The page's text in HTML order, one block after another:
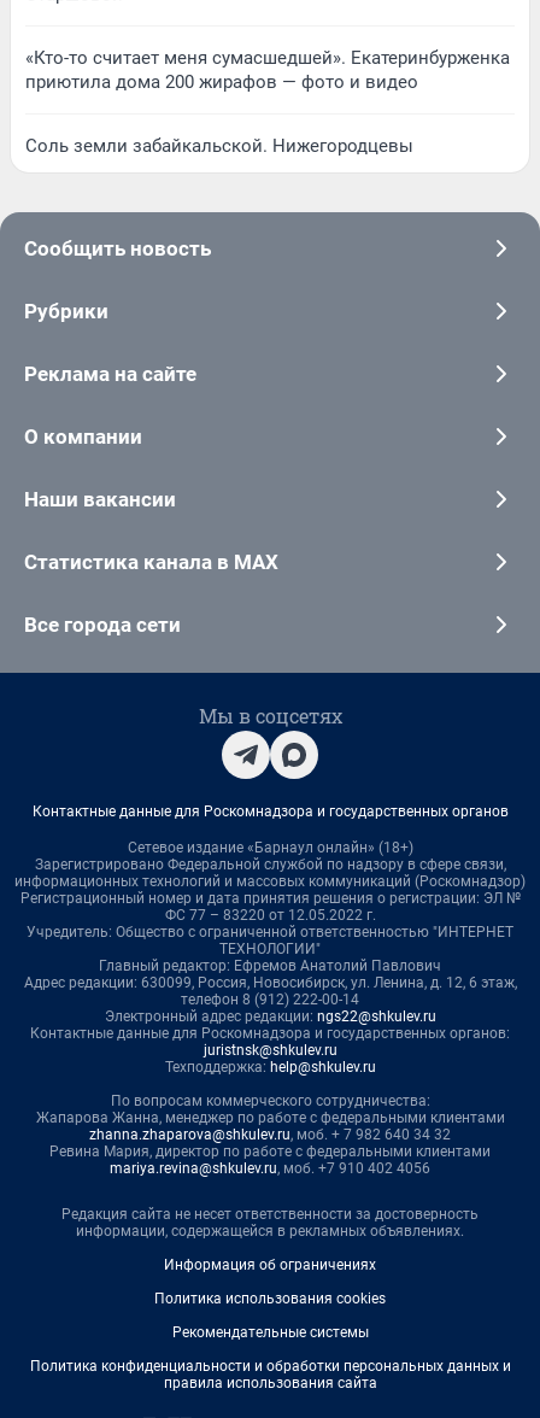
«Кто-то считает меня сумасшедшей». Екатеринбурженка
приютила дома 200 жирафов — фото и видео
Соль земли забайкальской. Нижегородцевы
Сообщить новость
Рубрики
Реклама на сайте
О компании
Наши вакансии
Статистика канала в MAX
Все города сети
Мы в соцсетях
Контактные данные для Роскомнадзора и государственных органов
Сетевое издание «Барнаул онлайн» (18+)
Зарегистрировано Федеральной службой по надзору в сфере связи,
информационных технологий и массовых коммуникаций (Роскомнадзор)
Регистрационный номер и дата принятия решения о регистрации: ЭЛ №
ФС 77 – 83220 от 12.05.2022 г.
Учредитель: Общество с ограниченной ответственностью "ИНТЕРНЕТ
ТЕХНОЛОГИИ"
Главный редактор: Ефремов Анатолий Павлович
Адрес редакции: 630099, Россия, Новосибирск, ул. Ленина, д. 12, 6 этаж,
телефон 8 (912) 222-00-14
Электронный адрес редакции: ngs22@shkulev.ru
Контактные данные для Роскомнадзора и государственных органов:
juristnsk@shkulev.ru
Техподдержка: help@shkulev.ru
По вопросам коммерческого сотрудничества:
Жапарова Жанна, менеджер по работе с федеральными клиентами
zhanna.zhaparova@shkulev.ru, моб. + 7 982 640 34 32
Ревина Мария, директор по работе с федеральными клиентами
mariya.revina@shkulev.ru, моб. +7 910 402 4056
Редакция сайта не несет ответственности за достоверность
информации, содержащейся в рекламных объявлениях.
Информация об ограничениях
Политика использования cookies
Рекомендательные системы
Политика конфиденциальности и обработки персональных данных и
правила использования сайта